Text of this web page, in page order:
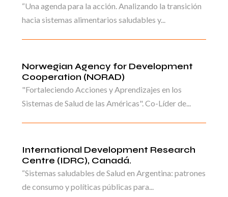
“Una agenda para la acción. Analizando la transición
hacia sistemas alimentarios saludables y...
Norwegian Agency for Development
Cooperation (NORAD)
"Fortaleciendo Acciones y Aprendizajes en los
Sistemas de Salud de las Américas". Co-Líder de...
International Development Research
Centre (IDRC), Canadá.
“Sistemas saludables de Salud en Argentina: patrones
de consumo y políticas públicas para...